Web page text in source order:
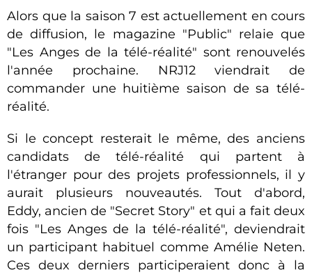
Alors que la saison 7 est actuellement en cours
de diffusion, le magazine "Public" relaie que
"Les Anges de la télé-réalité" sont renouvelés
l'année prochaine. NRJ12 viendrait de
commander une huitième saison de sa télé-
réalité.
Si le concept resterait le même, des anciens
candidats de télé-réalité qui partent à
l'étranger pour des projets professionnels, il y
aurait plusieurs nouveautés. Tout d'abord,
Eddy, ancien de "Secret Story" et qui a fait deux
fois "Les Anges de la télé-réalité", deviendrait
un participant habituel comme Amélie Neten.
Ces deux derniers participeraient donc à la